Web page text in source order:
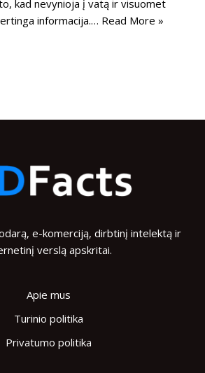
kad nevynioja į vatą ir visuomet
informacija.… Read More »
e-komerciją, dirbtinį intelektą ir
verslą apskritai.
Apie mus
Turinio politika
Privatumo politika